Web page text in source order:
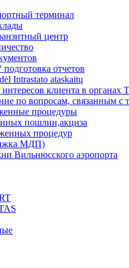
терминал
центр
отчетов
Intrastato ataskaitų
клиента в органах
по вопросам, связанным с
процедуры
пошлин,акциза
процедур
МДП)
Вильнюсского аэропорта